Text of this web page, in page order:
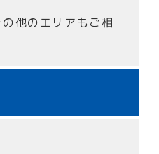
他のエリアもご相